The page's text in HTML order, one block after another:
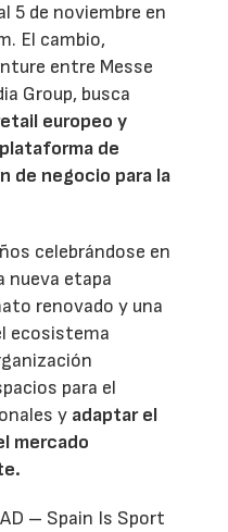
5 de noviembre en
El cambio,
entre Messe
Group, busca
europeo y
de
de negocio para la
celebrándose en
nueva etapa
renovado y una
ecosistema
para el
y adaptar el
mercado
– Spain Is Sport